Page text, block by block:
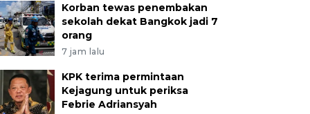
Korban tewas penembakan
sekolah dekat Bangkok jadi 7
orang
7 jam lalu
KPK terima permintaan
Kejagung untuk periksa
Febrie Adriansyah